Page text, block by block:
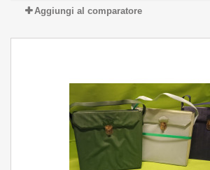
Aggiungi al comparatore